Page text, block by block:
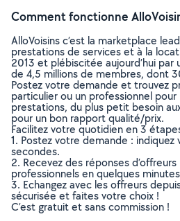
Comment fonctionne
AlloVoisins c’est la marketplace
prestations de services et à la
2013 et plébiscitée aujourd’hui
de 4,5 millions de membres, dont
Postez votre demande et trouvez
particulier ou un professionnel
prestations, du plus petit besoin
pour un bon rapport qualité/prix.
Facilitez votre quotidien en 3
1. Postez votre demande :
secondes.
2. Recevez des réponses
professionnels en quelques
3. Echangez avec les offreurs
sécurisée et faites votre choix !
C’est gratuit et sans commission !